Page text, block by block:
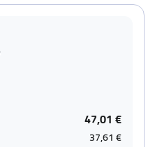
47,01 €
37,61 €